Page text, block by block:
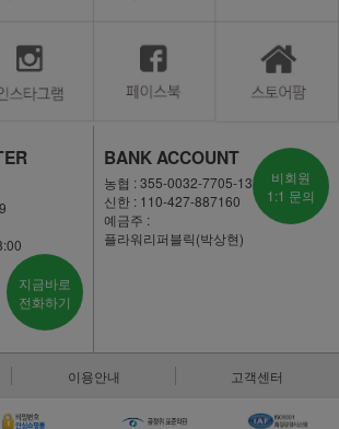
지금바로
전화하기
BANK ACCOUNT
농협 : 355-0032-7705-13
신한 : 110-427-887160
예금주 :
플라워리퍼블릭(박상현)
비회원
1:1 문의
이용안내 고객센터